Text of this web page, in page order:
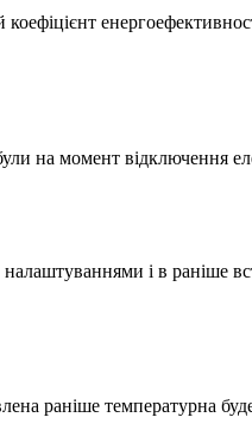
на момент відключення
налаштуваннями і в раніше
раніше температурна